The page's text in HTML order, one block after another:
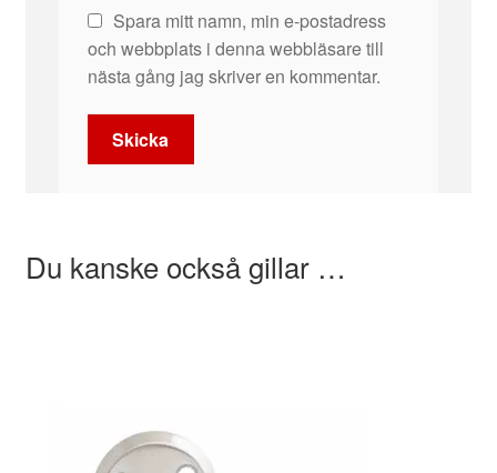
Spara mitt namn, min e-postadress
och webbplats i denna webbläsare till
nästa gång jag skriver en kommentar.
Du kanske också gillar …